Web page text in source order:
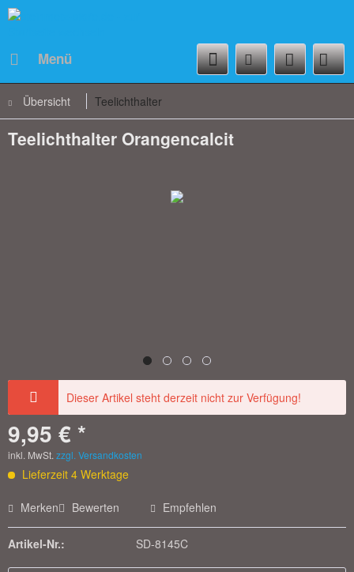
Menü
Übersicht Teelichthalter
Teelichthalter Orangencalcit
Dieser Artikel steht derzeit nicht zur Verfügung!
9,95 € *
inkl. MwSt. zzgl. Versandkosten
Lieferzeit 4 Werktage
Merken Bewerten Empfehlen
Artikel-Nr.: SD-8145C